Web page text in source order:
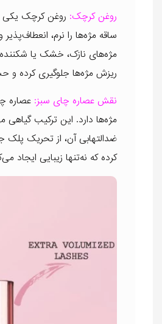
روغن کرچک: روغن کرچک یکی
ساقه مژه‌ها را نرم،
مژه‌های نازک، خشک یا
ریزش مژه‌ها جلوگیری کرده و
نقش عصاره چای سبز: عصاره
مژه‌ها دارد. این ترکیب
ضدالتهابی آن، از تحریک پلک
کرده که نه‌تنها زیبایی ایجاد